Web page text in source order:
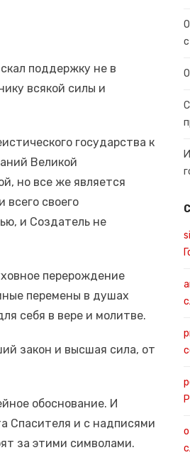
поддержку не в
всякой силы и
государства к
Великой
но все же является
своего
и Создатель не
перерождение
перемены в душах
себя в вере и молитве.
закон и высшая сила, от
обоснование. И
Спасителя и с надписями
за этими символами.